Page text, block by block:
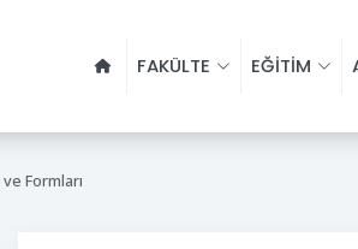
FAKÜLTE EĞİTİM
Formları